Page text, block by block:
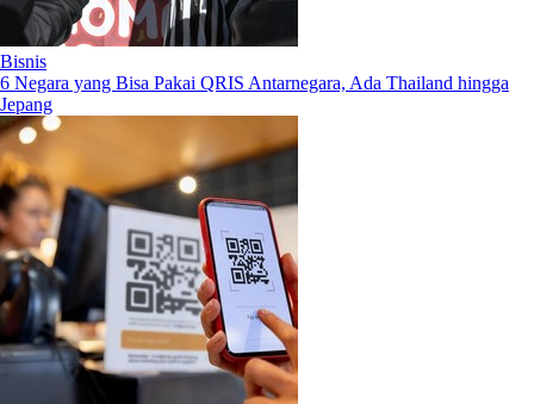
Bisnis
6 Negara yang Bisa Pakai QRIS Antarnegara, Ada Thailand hingga
Jepang